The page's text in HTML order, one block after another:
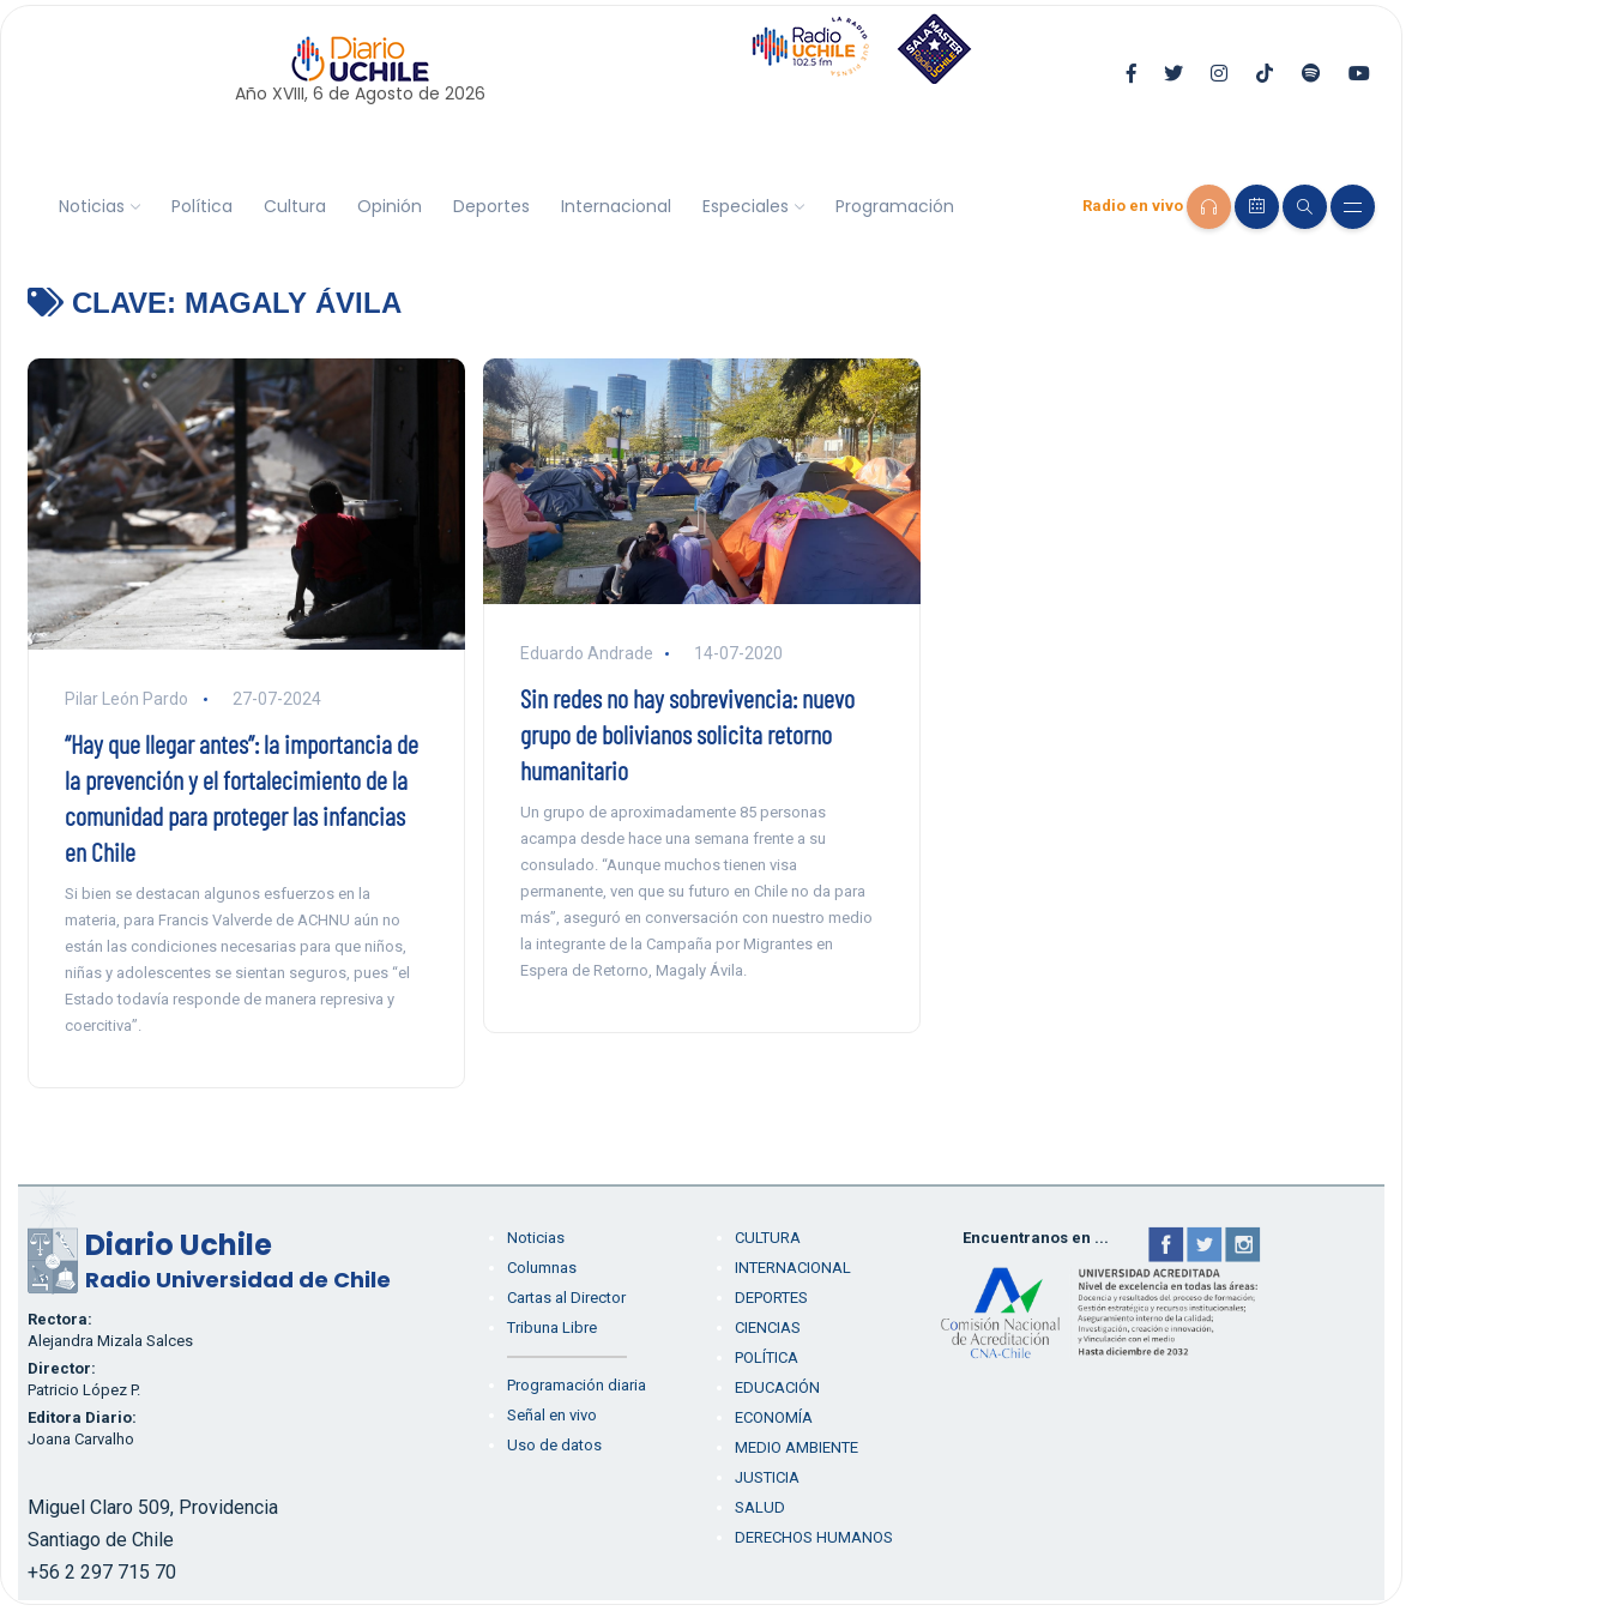
Año XVIII, 6 de Agosto de 2026
Noticias Política Cultura Opinión Deportes Internacional Especiales Programación Radio en vivo
CLAVE: MAGALY ÁVILA
Pilar León Pardo 27-07-2024
“Hay que llegar antes”: la importancia de
la prevención y el fortalecimiento de la
comunidad para proteger las infancias
en Chile
Si bien se destacan algunos esfuerzos en la
materia, para Francis Valverde de ACHNU aún no
están las condiciones necesarias para que niños,
niñas y adolescentes se sientan seguros, pues “el
Estado todavía responde de manera represiva y
coercitiva”.
Eduardo Andrade 14-07-2020
Sin redes no hay sobrevivencia: nuevo
grupo de bolivianos solicita retorno
humanitario
Un grupo de aproximadamente 85 personas
acampa desde hace una semana frente a su
consulado. “Aunque muchos tienen visa
permanente, ven que su futuro en Chile no da para
más”, aseguró en conversación con nuestro medio
la integrante de la Campaña por Migrantes en
Espera de Retorno, Magaly Ávila.
Diario Uchile
Radio Universidad de Chile
Rectora:
Alejandra Mizala Salces
Director:
Patricio López P.
Editora Diario:
Joana Carvalho
Miguel Claro 509, Providencia
Santiago de Chile
+56 2 297 715 70
Noticias
Columnas
Cartas al Director
Tribuna Libre
Programación diaria
Señal en vivo
Uso de datos
CULTURA
INTERNACIONAL
DEPORTES
CIENCIAS
POLÍTICA
EDUCACIÓN
ECONOMÍA
MEDIO AMBIENTE
JUSTICIA
SALUD
DERECHOS HUMANOS
Encuentranos en ...